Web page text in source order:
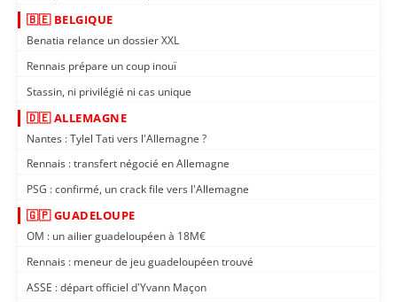
🇧🇪 BELGIQUE
Benatia relance un dossier XXL
Rennais prépare un coup inouï
Stassin, ni privilégié ni cas unique
🇩🇪 ALLEMAGNE
Nantes : Tylel Tati vers l'Allemagne ?
Rennais : transfert négocié en Allemagne
PSG : confirmé, un crack file vers l'Allemagne
🇬🇵 GUADELOUPE
OM : un ailier guadeloupéen à 18M€
Rennais : meneur de jeu guadeloupéen trouvé
ASSE : départ officiel d'Yvann Maçon